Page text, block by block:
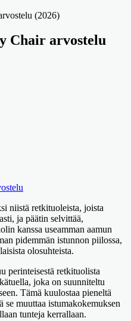
(2026)
Chair arvostelu
niistä retkituoleista, joista
ja päätin selvittää,
kanssa useamman aamun
pidemmän istunnon piilossa,
olosuhteista.
perinteisestä retkituolista
joka on suunniteltu
Tämä kuulostaa pieneltä
se muuttaa istumakokemuksen
tunteja kerrallaan.